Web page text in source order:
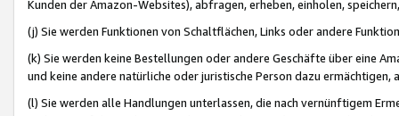
Kunden der Amazon-Websites), abfragen, erheben, einholen,
(j) Sie werden Funktionen von Schaltflächen, Links oder andere
(k) Sie werden keine Bestellungen oder andere Geschäfte über eine
und keine andere natürliche oder juristische Person dazu
(l) Sie werden alle Handlungen unterlassen, die nach vernünftigem